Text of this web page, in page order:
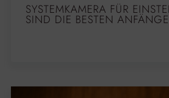
SYSTEMKAMERA FÜR
SIND DIE BESTEN